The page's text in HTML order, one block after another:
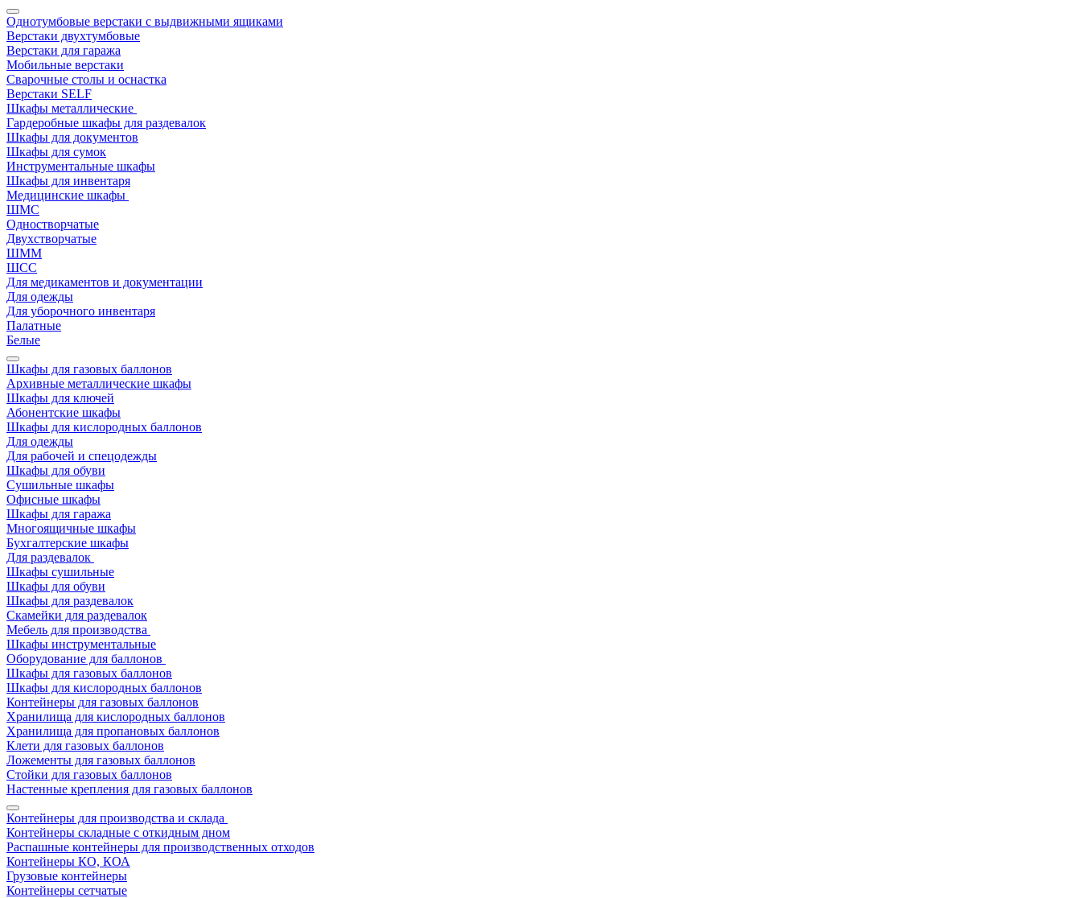
Однотумбовые верстаки с выдвижными ящиками
Верстаки двухтумбовые
Верстаки для гаража
Мобильные верстаки
Сварочные столы и оснастка
Верстаки SELF
Шкафы металлические
Гардеробные шкафы для раздевалок
Шкафы для документов
Шкафы для сумок
Инструментальные шкафы
Шкафы для инвентаря
Медицинские шкафы
ШМС
Одностворчатые
Двухстворчатые
ШММ
ШСС
Для медикаментов и документации
Для одежды
Для уборочного инвентаря
Палатные
Белые
Шкафы для газовых баллонов
Архивные металлические шкафы
Шкафы для ключей
Абонентские шкафы
Шкафы для кислородных баллонов
Для одежды
Для рабочей и спецодежды
Шкафы для обуви
Сушильные шкафы
Офисные шкафы
Шкафы для гаража
Многоящичные шкафы
Бухгалтерские шкафы
Для раздевалок
Шкафы сушильные
Шкафы для обуви
Шкафы для раздевалок
Скамейки для раздевалок
Мебель для производства
Шкафы инструментальные
Оборудование для баллонов
Шкафы для газовых баллонов
Шкафы для кислородных баллонов
Контейнеры для газовых баллонов
Хранилища для кислородных баллонов
Хранилища для пропановых баллонов
Клети для газовых баллонов
Ложементы для газовых баллонов
Стойки для газовых баллонов
Настенные крепления для газовых баллонов
Контейнеры для производства и склада
Контейнеры складные с откидным дном
Распашные контейнеры для производственных отходов
Контейнеры КО, КОА
Грузовые контейнеры
Контейнеры сетчатые